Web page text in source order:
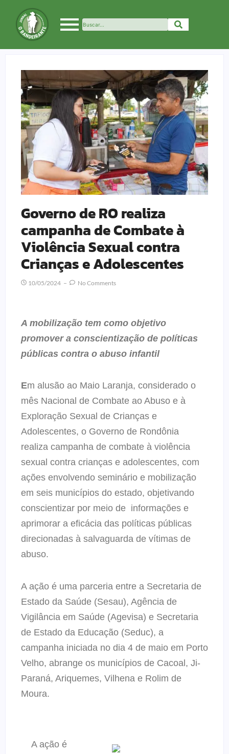
Governo de RO realiza
campanha de Combate à
Violência Sexual contra
Crianças e Adolescentes
10/05/2024 No Comments
A mobilização tem como objetivo
promover a conscientização de políticas
públicas contra o abuso infantil
Em alusão ao Maio Laranja, considerado o
mês Nacional de Combate ao Abuso e à
Exploração Sexual de Crianças e
Adolescentes, o Governo de Rondônia
realiza campanha de combate à violência
sexual contra crianças e adolescentes, com
ações envolvendo seminário e mobilização
em seis municípios do estado, objetivando
conscientizar por meio de informações e
aprimorar a eficácia das políticas públicas
direcionadas à salvaguarda de vítimas de
abuso.
A ação é uma parceria entre a Secretaria de
Estado da Saúde (Sesau), Agência de
Vigilância em Saúde (Agevisa) e Secretaria
de Estado da Educação (Seduc), a
campanha iniciada no dia 4 de maio em Porto
Velho, abrange os municípios de Cacoal, Ji-
Paraná, Ariquemes, Vilhena e Rolim de
Moura.
A ação é